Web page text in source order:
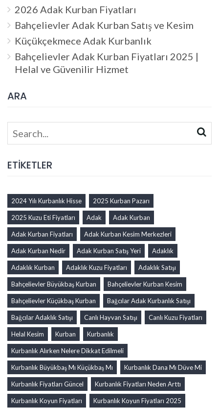
2026 Adak Kurban Fiyatları
Bahçelievler Adak Kurban Satış ve Kesim
Küçükçekmece Adak Kurbanlık
Bahçelievler Adak Kurban Fiyatları 2025 |
Helal ve Güvenilir Hizmet
ARA
Search
for:
ETİKETLER
2024 Yılı Kurbanlık Hisse 2025 Kurban Pazarı
2025 Kuzu Eti Fiyatları Adak Adak Kurban
Adak Kurban Fiyatları Adak Kurban Kesim Merkezleri
Adak Kurban Nedir Adak Kurban Satış Yeri Adaklık
Adaklık Kurban Adaklık Kuzu Fiyatları Adaklık Satışı
Bahçelievler Büyükbaş Kurban Bahçelievler Kurban Kesim
Bahçelievler Küçükbaş Kurban Bağcılar Adak Kurbanlık Satışı
Bağcılar Adaklık Satışı Canlı Hayvan Satışı Canlı Kuzu Fiyatları
Helal Kesim Kurban Kurbanlık
Kurbanlık Alırken Nelere Dikkat Edilmeli
Kurbanlık Büyükbaş Mı Küçükbaş Mı Kurbanlık Dana Mı Düve Mi
Kurbanlık Fiyatları Güncel Kurbanlık Fiyatları Neden Arttı
Kurbanlık Koyun Fiyatları Kurbanlık Koyun Fiyatları 2025